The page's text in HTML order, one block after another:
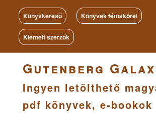
Könyvkereső Könyvek témakörei
Kiemelt szerzők
Gutenberg
Ingyen letölthető
pdf könyvek, e-bookok